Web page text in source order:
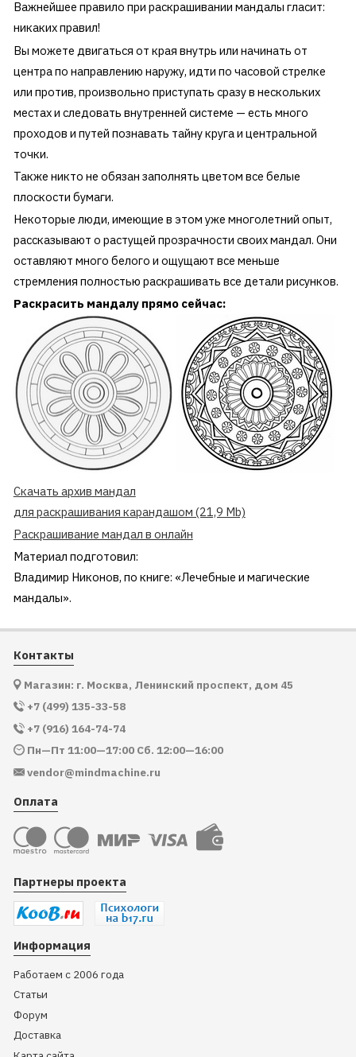
Важнейшее правило при раскрашивании мандалы гласит:
никаких правил!
Вы можете двигаться от края внутрь или начинать от
центра по направлению наружу, идти по часовой стрелке
или против, произвольно приступать сразу в нескольких
местах и следовать внутренней системе — есть много
проходов и путей познавать тайну круга и центральной
точки.
Также никто не обязан заполнять цветом все белые
плоскости бумаги.
Некоторые люди, имеющие в этом уже многолетний опыт,
рассказывают о растущей прозрачности своих мандал. Они
оставляют много белого и ощущают все меньше
стремления полностью раскрашивать все детали рисунков.
Раскрасить мандалу прямо сейчас:
Скачать архив мандал
для раскрашивания карандашом (21,9 Mb)
Раскрашивание мандал в онлайн
Материал подготовил:
Владимир Никонов, по книге: «Лечебные и магические
мандалы».
Контакты
Магазин: г. Москва, Ленинский проспект, дом 45
+7 (499) 135-33-58
+7 (916) 164-74-74
Пн—Пт 11:00—17:00 Сб. 12:00—16:00
vendor@mindmachine.ru
Оплата
Партнеры проекта
Информация
Работаем с 2006 года
Статьи
Форум
Доставка